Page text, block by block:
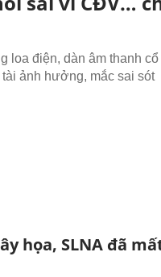
loa điện, dàn âm thanh cổ
ảnh hưởng, mắc sai sót
họa, SLNA đã